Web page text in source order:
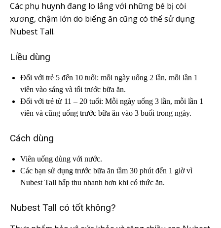
Các phụ huynh đang lo lắng với những bé bị còi
xương, chậm lớn do biếng ăn cũng có thể sử dụng
Nubest Tall.
Liều dùng
Đối với trẻ 5 đến 10 tuổi: mỗi ngày uống 2 lần, mỗi lần 1
viên vào sáng và tối trước bữa ăn.
Đối với trẻ từ 11 – 20 tuổi: Mỗi ngày uống 3 lần, mỗi lần 1
viên và cũng uống trước bữa ăn vào 3 buổi trong ngày.
Cách dùng
Viên uống dùng với nước.
Các bạn sử dụng trước bữa ăn tầm 30 phút đến 1 giờ vì
Nubest Tall hấp thu nhanh hơn khi có thức ăn.
Nubest Tall có tốt không?